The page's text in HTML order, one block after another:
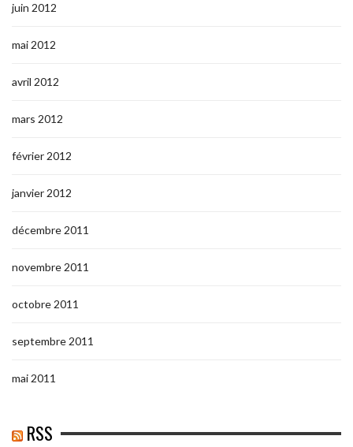
juin 2012
mai 2012
avril 2012
mars 2012
février 2012
janvier 2012
décembre 2011
novembre 2011
octobre 2011
septembre 2011
mai 2011
RSS